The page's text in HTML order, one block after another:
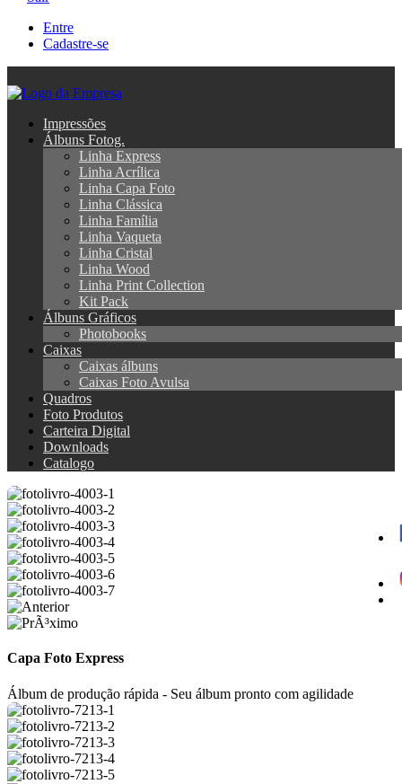
Entre
Cadastre-se
Impressões
Álbuns Fotog.
Linha Express
Linha Acrílica
Linha Capa Foto
Linha Clássica
Linha Família
Linha Vaqueta
Linha Cristal
Linha Wood
Linha Print Collection
Kit Pack
Álbuns Gráficos
Photobooks
Caixas
Caixas álbuns
Caixas Foto Avulsa
Quadros
Foto Produtos
Carteira Digital
Downloads
Catalogo
Capa Foto Express
Álbum de produção rápida - Seu álbum pronto com agilidade